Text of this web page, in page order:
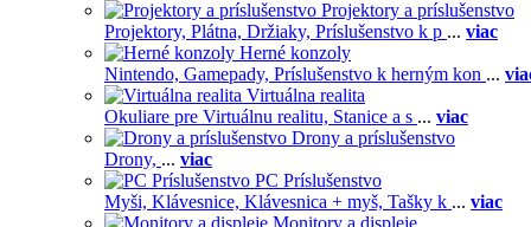
Projektory a príslušenstvo
Projektory, Plátna, Držiaky, Príslušenstvo k p ... viac
Herné konzoly
Nintendo, Gamepady, Príslušenstvo k herným kon ...
Virtuálna realita
Okuliare pre Virtuálnu realitu, Stanice a s ... viac
Drony a príslušenstvo
Drony, ... viac
PC Príslušenstvo
Myši, Klávesnice, Klávesnica + myš, Tašky k ... viac
Monitory a displeje